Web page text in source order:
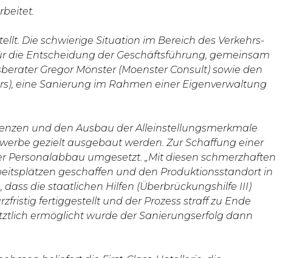
Die schwierige Situation im Bereich des Verkehrs-
die Entscheidung der Geschäftsführung, gemeinsam
Gregor Mönster (Moenster Consult) sowie den
eine Sanierung im Rahmen einer Eigenverwaltung
und den Ausbau der Alleinstellungsmerkmale
gezielt ausgebaut werden. Zur Schaffung einer
umgesetzt. „Mit diesen schmerzhaften
geschaffen und den Produktionsstandort in
die staatlichen Hilfen (Überbrückungshilfe III)
fertiggestellt und der Prozess straff zu Ende
ermöglicht wurde der Sanierungserfolg dann